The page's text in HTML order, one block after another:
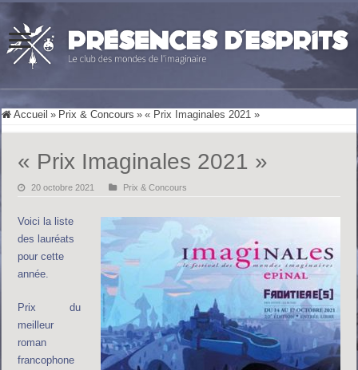
Accueil » Prix & Concours » « Prix Imaginales 2021 »
« Prix Imaginales 2021 »
20 octobre 2021 Prix & Concours
Voici la liste
des lauréats
pour cette
année.
Prix du
meilleur
roman
francophone